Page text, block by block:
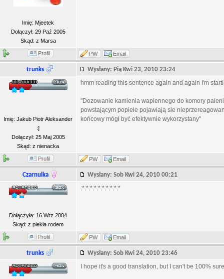
Imię: Mjeetek
Dołączył: 29 Paź 2005
Skąd: z Marsa
Profil PW Email
trunks Wysłany: Pią Kwi 23, 2010 23:24
Imię: Jakub Piotr Aleksander
:]
Dołączył: 25 Maj 2005
Skąd: z nienacka
hmm reading this sentence again and again I'm
"Dozowanie kamienia wapiennego do komory
powstającym popiele pojawiają sie
końcowy mógł być efektywnie wykorzystany"
Profil PW Email
Czarnulka Wysłany: Sob Kwi 24, 2010 00:21
Dołączyła: 16 Wrz 2004
Skąd: z piekła rodem
:*:*:*:*:*:*:*:*:*:*
Profil PW Email
trunks Wysłany: Sob Kwi 24, 2010 23:46
I hope it's a good translation, but I can't be 100%